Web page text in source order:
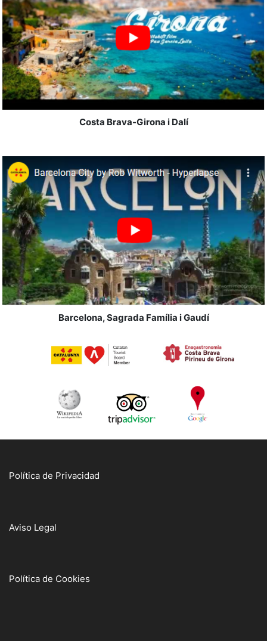
Costa Brava-Girona i Dalí
Barcelona, Sagrada Família i Gaudí
Política de Privacidad
Aviso Legal
Política de Cookies